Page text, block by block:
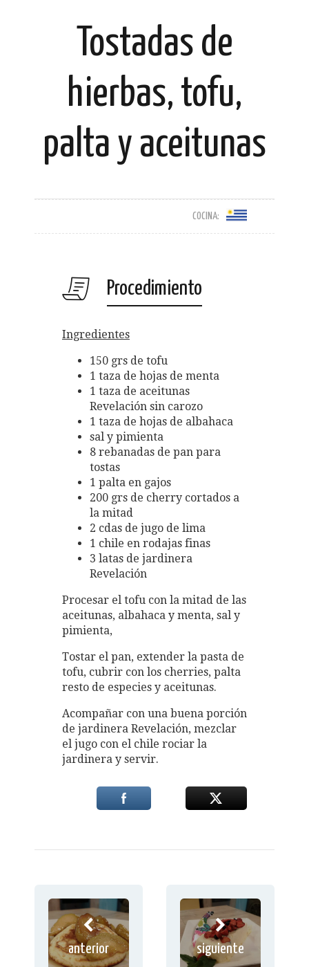
Tostadas de
hierbas, tofu,
palta y aceitunas
COCINA:
Procedimiento
Ingredientes
150 grs de tofu
1 taza de hojas de menta
1 taza de aceitunas
Revelación sin carozo
1 taza de hojas de albahaca
sal y pimienta
8 rebanadas de pan para
tostas
1 palta en gajos
200 grs de cherry cortados a
la mitad
2 cdas de jugo de lima
1 chile en rodajas finas
3 latas de jardinera
Revelación
Procesar el tofu con la mitad de las
aceitunas, albahaca y menta, sal y
pimienta,
Tostar el pan, extender la pasta de
tofu, cubrir con los cherries, palta
resto de especies y aceitunas.
Acompañar con una buena porción
de jardinera Revelación, mezclar
el jugo con el chile rociar la
jardinera y servir.
anterior siguiente